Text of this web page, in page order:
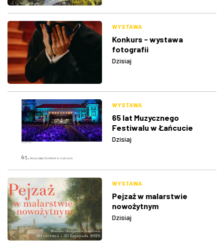
WYSTAWA
Konkurs - wystawa
fotografii
Dzisiaj
WYSTAWA
65 lat Muzycznego
Festiwalu w Łańcucie
Dzisiaj
WYSTAWA
Pejzaż w malarstwie
nowożytnym
Dzisiaj